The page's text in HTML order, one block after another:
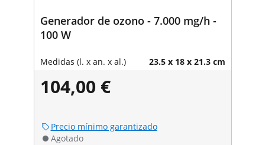
Generador de ozono - 7.000 mg/h -
100 W
Medidas (l. x an. x al.) 23.5 x 18 x 21.3 cm
104,00 €
Precio mínimo garantizado
Agotado